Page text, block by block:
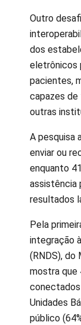
Outro
dos
eletrônicos
pacientes,
capazes
outras
A pesquisa
enviar ou
enquanto
assistência
resultados
Pela
integração
(RNDS), do
mostra que
conectados
Unidades
público